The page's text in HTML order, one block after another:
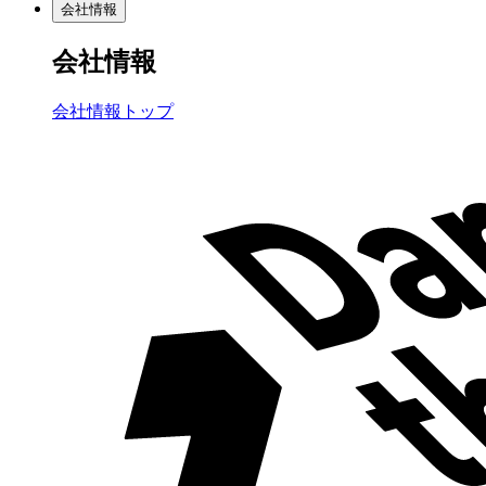
会社情報
会社情報
会社情報トップ